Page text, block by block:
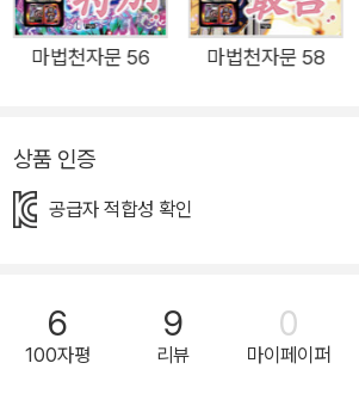
몸에 무언가를 집어넣은 뒤, 사이온이 나타
폭탄을 터뜨리고 어디론가 자취를 감춘다.
꿈을 꾸다가 소리를 지르며 깨어난다. 그 후, 오공은 이상한 모양
의 팔찌를 찬 노인에게 능력을 사고파는 가
었다는 세 리더들의 말을 따라 리더들의 안
을 만나 함께 들어가게 되는데…. 세계 각지
온갖 정보가 모이는 그곳에서, 누군가가 오
켜본다. 과연 그 인물의 정체는 누구일까?
마법천자문 56 마법천자문 58
상품 인증
공급자 적합성 확인
6
100자평
9
리뷰
0
마이페이퍼